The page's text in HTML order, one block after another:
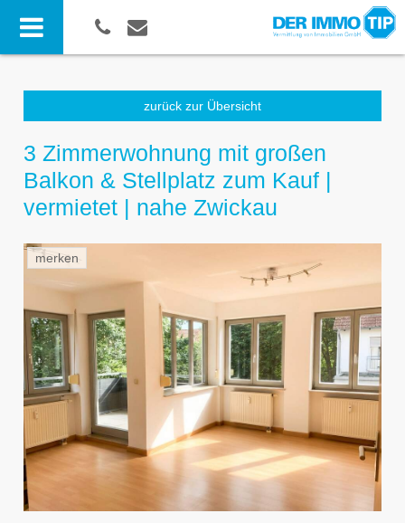
zurück zur Übersicht
3 Zimmerwohnung mit großen
Balkon & Stellplatz zum Kauf |
vermietet | nahe Zwickau
merken